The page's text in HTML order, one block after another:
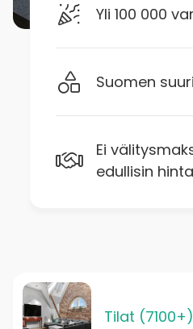
Yli 100 000
Suomen
Ei
edullisin hinta
Tilat (7100+)